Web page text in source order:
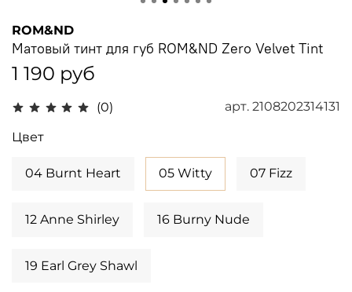
(0) арт. 2108202314131
ROM&ND
Матовый тинт для губ ROM&ND Zero Velvet Tint
1 190 руб
Цвет
04 Burnt Heart 05 Witty 07 Fizz
12 Anne Shirley 16 Burny Nude
19 Earl Grey Shawl